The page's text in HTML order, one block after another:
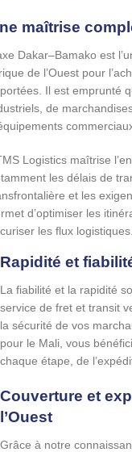
maîtrise
Dakar–Bamako est
de l’Ouest pour
Il est emprunté
de
Logistics maîtrise
les délais de
et les
d’optimiser les
les flux logistiques.
Rapidité et
La fiabilité et la rapidité
service de fret et transit
la sécurité de vos
pour le Mali, vous
chaque étape, de
Couverture et
l’Ouest
Grâce à notre